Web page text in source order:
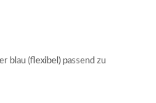
blau (flexibel) passend zu